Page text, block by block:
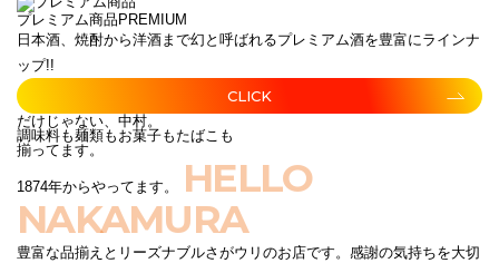
プレミアム商品 PREMIUM
日本酒、焼酎から洋酒まで幻と呼ばれるプレミアム酒を豊富にラインナ
ップ!!
CLICK
だけじゃない、中村。
調味料も麺類もお菓子もたばこも
揃ってます。
1874年からやってます。
HELLO
NAKAMURA
豊富な品揃えとリーズナブルさがウリのお店です。感謝の気持ちを大切